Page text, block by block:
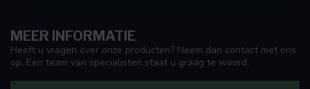
MEER INFORMATIE
Heeft u vragen over onze producten? Neem dan contact met ons
op. Een team van specialisten staat u graag te woord.